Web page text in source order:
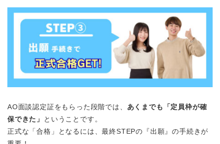
AO面談認定証をもらった段階では、 あくまでも「定員枠が確
保できた」
ということです。
正式な「合格」となるには、最終STEPの『出願』の手続きが